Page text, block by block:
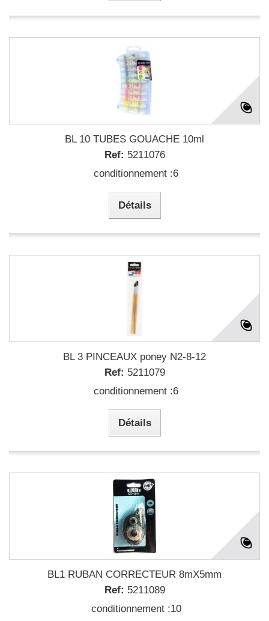
BL 10 TUBES GOUACHE 10ml
Ref: 5211076
conditionnement :6
Détails
BL 3 PINCEAUX poney N2-8-12
Ref: 5211079
conditionnement :6
Détails
BL1 RUBAN CORRECTEUR 8mX5mm
Ref: 5211089
conditionnement :10